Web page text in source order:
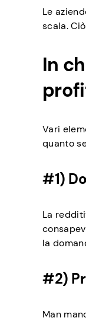
Le
scala.
In
Vari
quanto
#1)
La
la
#2)
Man